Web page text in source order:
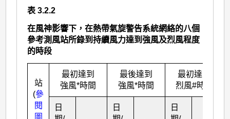
表 3.2.2
在風神影響下，在熱帶氣旋警告系統網絡的八個
參考測風站所錄到持續風力達到強風及烈風程度
的時段
站
(參
閱
圖
最初達到
強風*時間
最後達到
強風*時間
最初達到
烈風#時間
日
日
日